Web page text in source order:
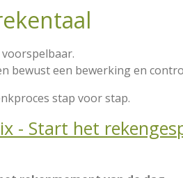
bewust een bewerking en
stap voor stap.
- Start het